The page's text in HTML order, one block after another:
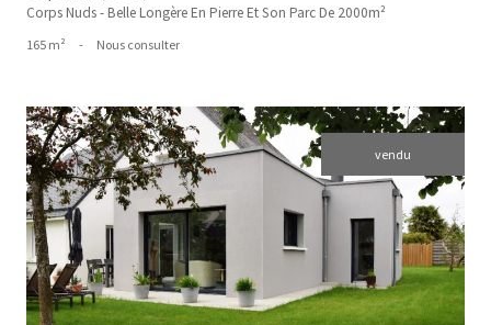
Corps Nuds - Belle Longère En Pierre Et Son Parc De 2000m²
165 m² - Nous consulter
vendu
voir le bien